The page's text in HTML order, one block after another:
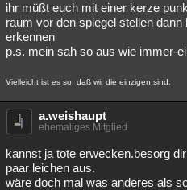
ihr müßt euch mit einer kerze
raum vor den spiegel stellen
erkennen
p.s. mein sah so aus wie immer-
Vielleicht ist es so, daß wir die einzigen sind.
a.weishaupt
ehemaliges Mitglied
kannst ja tote erwecken.besorg
paar leichen aus.
wäre doch mal was anderes als